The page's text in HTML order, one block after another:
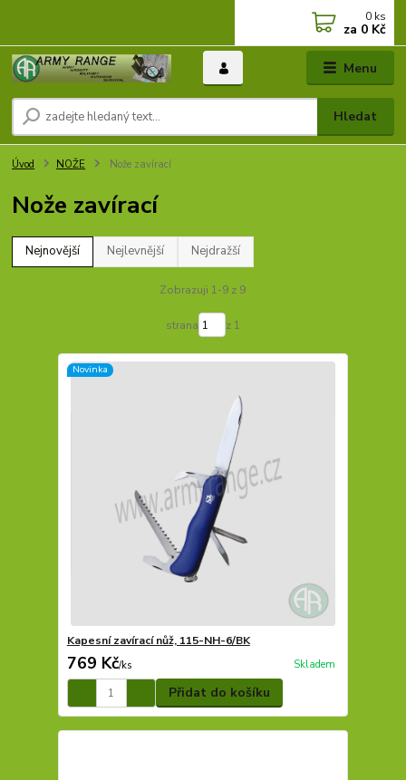
Menu
Hledat
0 ks
za 0 Kč
Úvod NOŽE Nože zavírací
Nože zavírací
Nejnovější Nejlevnější Nejdražší
Zobrazuji 1-9 z 9
strana z 1
Novinka
Kapesní zavírací nůž, 115-NH-6/BK
769 Kč/ks Skladem
Přidat do košíku